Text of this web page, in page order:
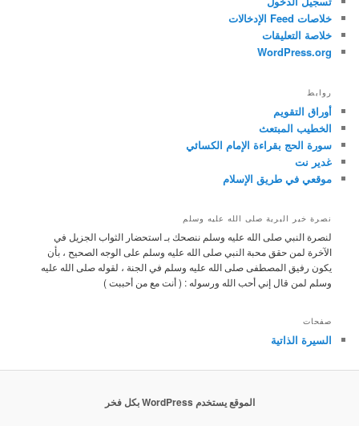
خلاصات Feed الإدخالات
خلاصة التعليقات
WordPress.org
روابط
أوراق التقويم
الخطيب المبتعث
سورة الحج بقراءة الإمام الكسائي
غدير نت
موقعي في طريق الإسلام
نصرة خير البرية صلى الله عليه وسلم
لنصرة النبي صلى الله عليه وسلم ننصحك بـاستحضار الثواب الجزيل في
الآخرة لمن حقق محبة النبي صلى الله عليه وسلم على الوجه الصحيح ، بأن
يكون رفيق المصطفى صلى الله عليه وسلم في الجنة ، لقوله صلى الله عليه
وسلم لمن قال إني أحب الله ورسوله : ( أنت مع من أحببت )
صفحات
السيرة الذاتية
الموقع يستخدم WordPress بكل فخر